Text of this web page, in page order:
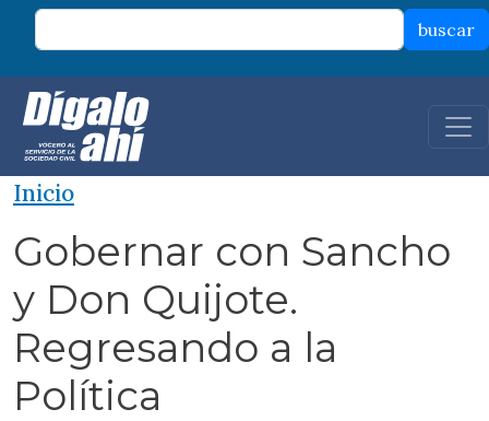
Pasar al contenido principal
buscar
Inicio
Gobernar con Sancho
y Don Quijote.
Regresando a la
Política